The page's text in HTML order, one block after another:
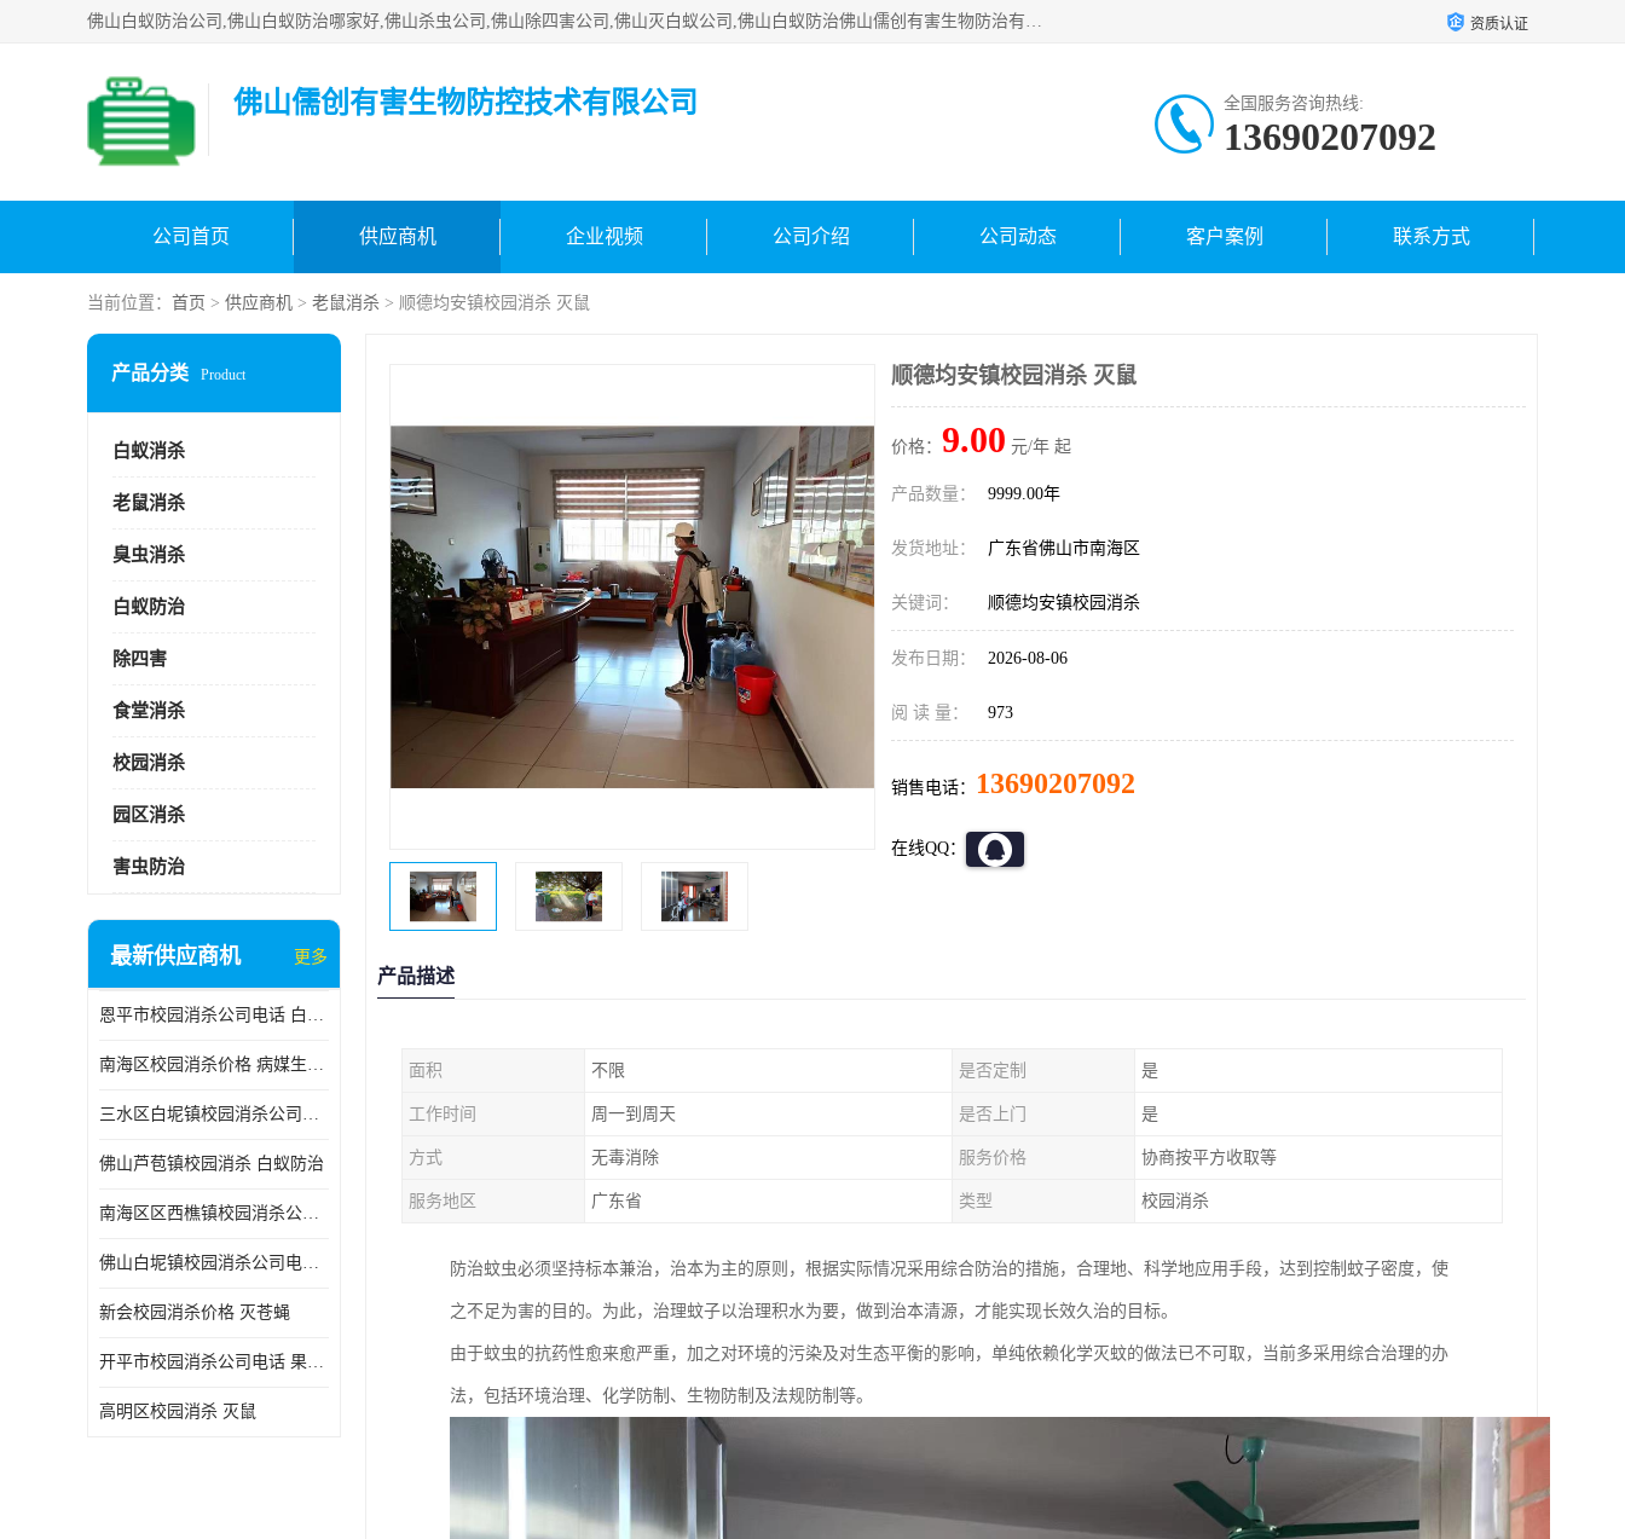
佛山白蚁防治公司,佛山白蚁防治哪家好,佛山杀虫公司,佛山除四害公司,佛山灭白蚁公司,佛山白蚁防治佛山儒创有害生物防治有限公司是一家佛山杀虫公司、佛山除四害公司、佛山灭白蚁公司、佛山白蚁防治公司，让您远离虫害困扰。要问佛山白蚁防治哪家好？佛山儒创有害生物防治有限公司全佛山、广州，正规公司，上门勘查，可靠，售后有保障。 资质认证
佛山儒创有害生物防控技术有限公司 全国服务咨询热线:
13690207092
公司首页 供应商机 企业视频 公司介绍 公司动态 客户案例 联系方式
当前位置： 首页 > 供应商机 > 老鼠消杀 > 顺德均安镇校园消杀 灭鼠
产品分类 Product
白蚁消杀
老鼠消杀
臭虫消杀
白蚁防治
除四害
食堂消杀
校园消杀
园区消杀
害虫防治
最新供应商机 更多
恩平市校园消杀公司电话 白蚁工程
南海区校园消杀价格 病媒生物防治
三水区白坭镇校园消杀公司电话 消杀记录表
佛山芦苞镇校园消杀 白蚁防治
南海区区西樵镇校园消杀公司 害虫防治
佛山白坭镇校园消杀公司电话 除四害
新会校园消杀价格 灭苍蝇
开平市校园消杀公司电话 果蝇防治
高明区校园消杀 灭鼠
顺德均安镇校园消杀 灭鼠
价格： 9.00 元/年 起
产品数量： 9999.00年
发货地址： 广东省佛山市南海区
关键词： 顺德均安镇校园消杀
发布日期： 2026-08-06
阅 读 量： 973
销售电话： 13690207092
在线QQ：
产品描述
面积 不限 是否定制 是
工作时间 周一到周天 是否上门 是
方式 无毒消除 服务价格 协商按平方收取等
服务地区 广东省 类型 校园消杀
防治蚊虫必须坚持标本兼治，治本为主的原则，根据实际情况采用综合防治的措施，合理地、科学地应用手段，达到控制蚊子密度，使
之不足为害的目的。为此，治理蚊子以治理积水为要，做到治本清源，才能实现长效久治的目标。
由于蚊虫的抗药性愈来愈严重，加之对环境的污染及对生态平衡的影响，单纯依赖化学灭蚊的做法已不可取，当前多采用综合治理的办
法，包括环境治理、化学防制、生物防制及法规防制等。